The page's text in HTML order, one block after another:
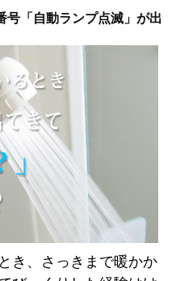
号「自動ランプ点滅」が出
き、さっきまで暖かか